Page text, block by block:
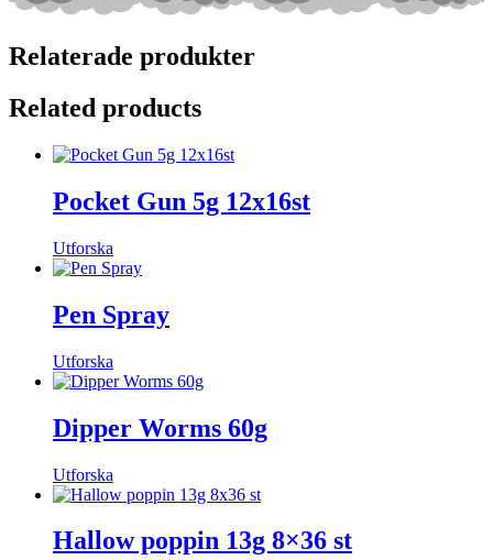
Relaterade produkter
Related products
Pocket Gun 5g 12x16st
Utforska
Pen Spray
Utforska
Dipper Worms 60g
Utforska
Hallow poppin 13g 8×36 st